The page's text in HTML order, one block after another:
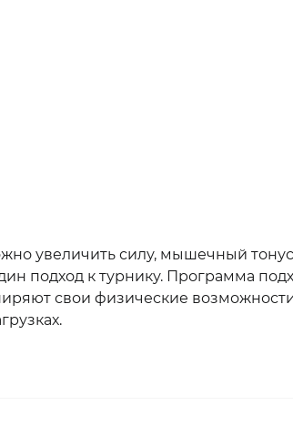
увеличить силу, мышечный
подход к турнику. Программа
свои физические